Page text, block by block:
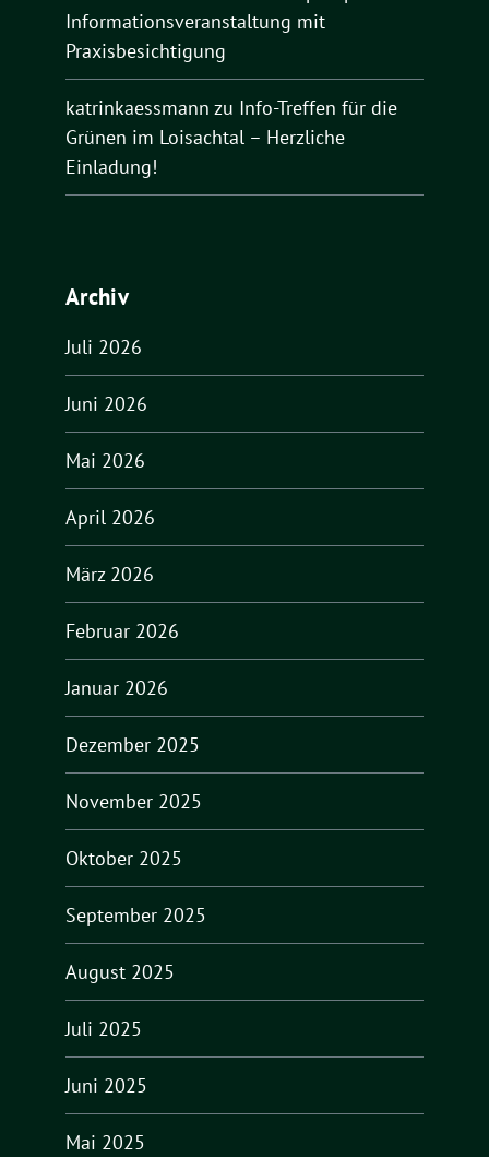
Informationsveranstaltung mit
Praxisbesichtigung
katrinkaessmann zu Info-Treffen für die
Grünen im Loisachtal – Herzliche
Einladung!
Archiv
Juli 2026
Juni 2026
Mai 2026
April 2026
März 2026
Februar 2026
Januar 2026
Dezember 2025
November 2025
Oktober 2025
September 2025
August 2025
Juli 2025
Juni 2025
Mai 2025